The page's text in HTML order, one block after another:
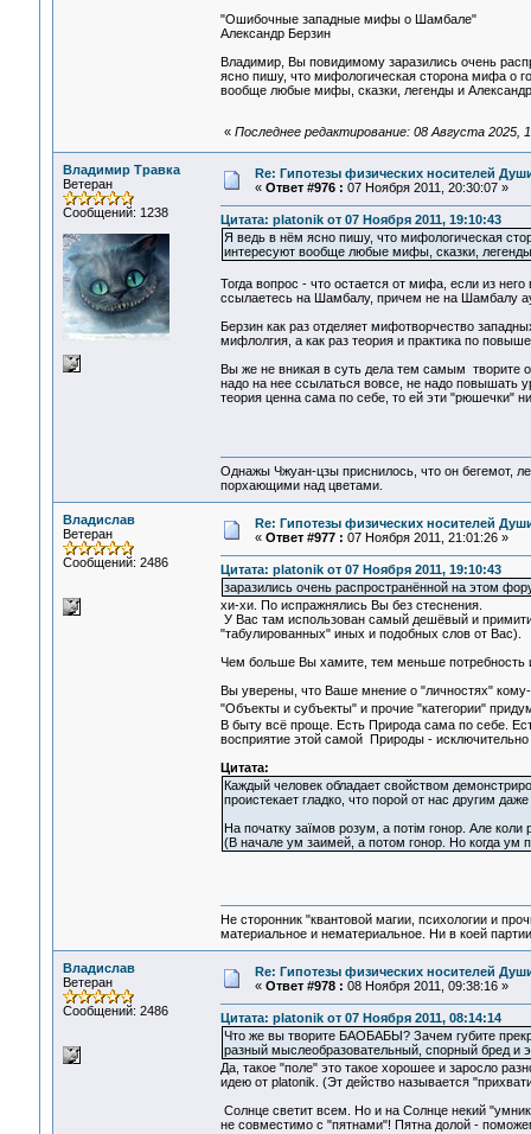
"Ошибочные западные мифы о Шамбале"
Александр Берзин
Владимир, Вы повидимому заразились очень
ясно пишу, что мифологическая сторона мифа о
вообще любые мифы, сказки, легенды и
« Последнее редактирование: 08 Августа 2025,
Владимир Травка
Ветеран
Сообщений: 1238
Re: Гипотезы физических носителей
« Ответ #976 : 07 Ноября 2011, 20:30:07 »
Цитата: platonik от 07 Ноября 2011, 19:10:43
Я ведь в нём ясно пишу, что мифологическая
интересуют вообще любые мифы, сказки,
Тогда вопрос - что остается от мифа, если из
ссылаетесь на Шамбалу, причем не на Шамбалу
Берзин как раз отделяет мифотворчество
мифлолгия, а как раз теория и практика по
Вы же не вникая в суть дела тем самым творите
надо на нее ссылаться вовсе, не надо повышать
теория ценна сама по себе, то ей эти "рюшечки"
Однажы Чжуан-цзы приснилось, что он бегемот,
порхающими над цветами.
Владислав
Ветеран
Сообщений: 2486
Re: Гипотезы физических носителей
« Ответ #977 : 07 Ноября 2011, 21:01:26 »
Цитата: platonik от 07 Ноября 2011, 19:10:43
заразились очень распространённой на этом
хи-хи. По испражнялись Вы без стеснения.
У Вас там использован самый дешёвый и
"табулированных" иных и подобных слов от Вас).
Чем больше Вы хамите, тем меньше потребность
Вы уверены, что Ваше мнение о "личностях" кому-
"Объекты и субъекты" и прочие "категории"
В быту всё проще. Есть Природа сама по себе.
восприятие этой самой Природы - исключительно
Цитата:
Каждый человек обладает свойством
проистекает гладко, что порой от нас другим даже
На початку заїмов розум, а потім гонор. Але коли
(В начале ум заимей, а потом гонор. Но когда ум
Не сторонник "квантовой магии, психологии и
материальное и нематериальное. Ни в коей
Владислав
Ветеран
Сообщений: 2486
Re: Гипотезы физических носителей
« Ответ #978 : 08 Ноября 2011, 09:38:16 »
Цитата: platonik от 07 Ноября 2011, 08:14:14
Что же вы творите БAОБАБЫ? Зачем губите
разный мыслеобразовательный, спорный бред и
Да, такое "поле" это такое хорошее и заросло
идею от platonik. (Эт действо называется
Солнце светит всем. Но и на Солнце некий
не совместимо с "пятнами"! Пятна долой -